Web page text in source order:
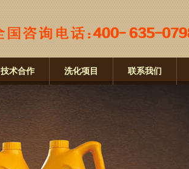
技术合作 洗化项目 联系我们